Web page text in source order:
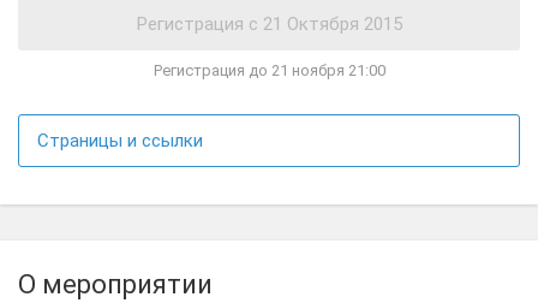
Регистрация до 21 ноября 21:00
Страницы и ссылки
О мероприятии